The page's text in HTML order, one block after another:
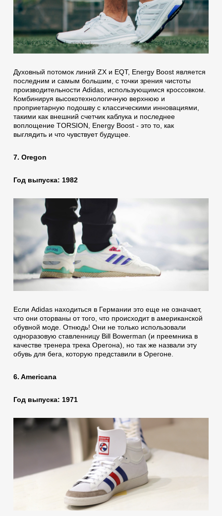
Духовный потомок линий ZX и EQT, Energy Boost является
последним и самым большим, с точки зрения чистоты
производительности Аdidas, использующимся кроссовком.
Комбинируя высокотехнологичную верхнюю и
проприетарную подошву с классическими инновациями,
такими как внешний счетчик каблука и последнее
воплощение TORSION, Energy Boost - это то, как
выглядить и что чувствует будущее.
7. Oregon
Год выпуска: 1982
Если Аdidas находиться в Германии это еще не означает,
что они оторваны от того, что происходит в американской
обувной моде. Отнюдь! Они не только использовали
одноразовую ставленницу Bill Bowerman (и преемника в
качестве тренера трека Орегона), но так же назвали эту
обувь для бега, которую представили в Орегоне.
6. Americana
Год выпуска: 1971